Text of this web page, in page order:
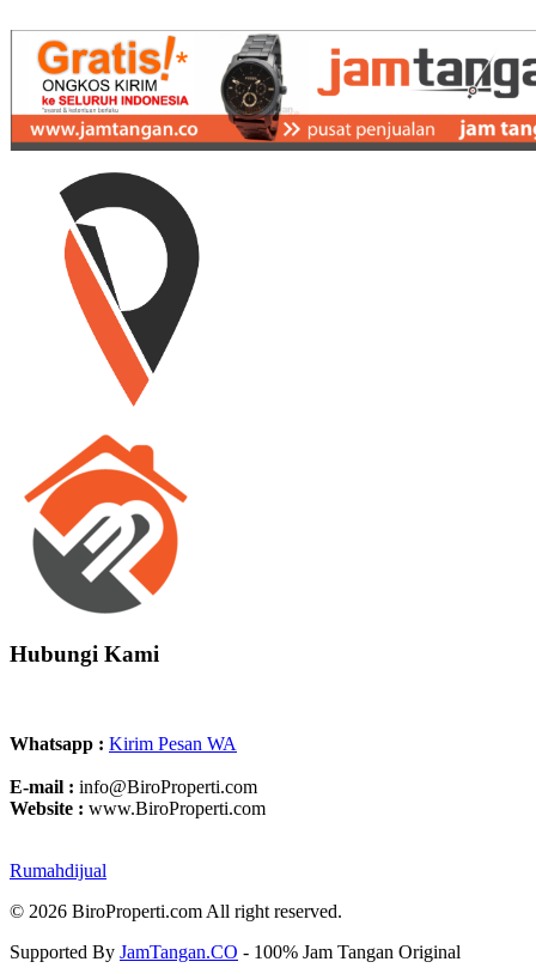
Hubungi Kami
Whatsapp : Kirim Pesan WA
E-mail : info@BiroProperti.com
Website : www.BiroProperti.com
Rumahdijual
© 2026 BiroProperti.com All right reserved.
Supported By JamTangan.CO - 100% Jam Tangan Original